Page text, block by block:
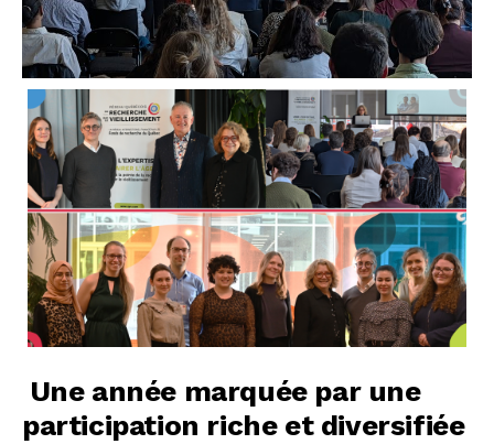
Une année marquée par une
participation riche et diversifiée